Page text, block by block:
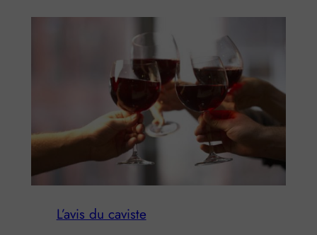
L’avis du caviste